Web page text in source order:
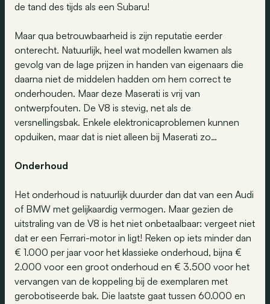
de tand des tijds als een Subaru!
Maar qua betrouwbaarheid is zijn reputatie eerder
onterecht. Natuurlijk, heel wat modellen kwamen als
gevolg van de lage prijzen in handen van eigenaars die
daarna niet de middelen hadden om hem correct te
onderhouden. Maar deze Maserati is vrij van
ontwerpfouten. De V8 is stevig, net als de
versnellingsbak. Enkele elektronicaproblemen kunnen
opduiken, maar dat is niet alleen bij Maserati zo…
Onderhoud
Het onderhoud is natuurlijk duurder dan dat van een Audi
of BMW met gelijkaardig vermogen. Maar gezien de
uitstraling van de V8 is het niet onbetaalbaar: vergeet niet
dat er een Ferrari-motor in ligt! Reken op iets minder dan
€ 1.000 per jaar voor het klassieke onderhoud, bijna €
2.000 voor een groot onderhoud en € 3.500 voor het
vervangen van de koppeling bij de exemplaren met
gerobotiseerde bak. Die laatste gaat tussen 60.000 en